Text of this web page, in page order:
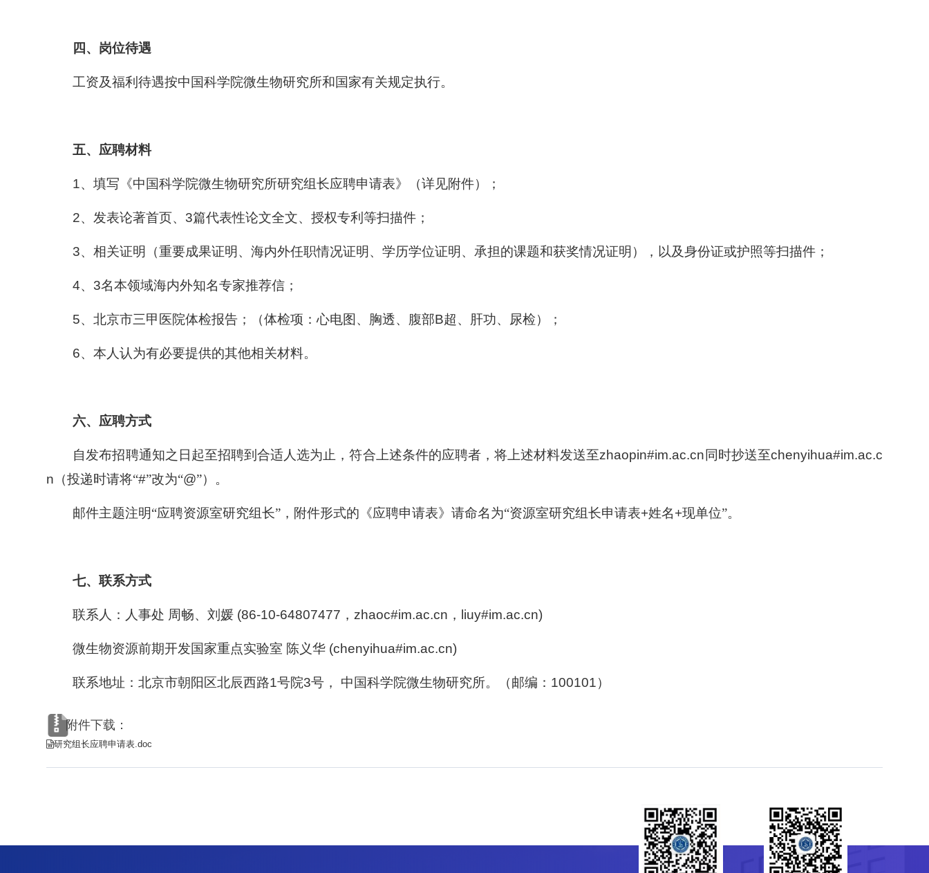
四、岗位待遇
工资及福利待遇按中国科学院微生物研究所和国家有关规定执行。
五、应聘材料
1、填写《中国科学院微生物研究所研究组长应聘申请表》（详见附件）；
2、发表论著首页、3篇代表性论文全文、授权专利等扫描件；
3、相关证明（重要成果证明、海内外任职情况证明、学历学位证明、承担的课题和获奖情况证明），以及身份证或护照等扫描件；
4、3名本领域海内外知名专家推荐信；
5、北京市三甲医院体检报告；（体检项：心电图、胸透、腹部B超、肝功、尿检）；
6、本人认为有必要提供的其他相关材料。
六、应聘方式
自发布招聘通知之日起至招聘到合适人选为止，符合上述条件的应聘者，将上述材料发送至zhaopin#im.ac.cn 同时抄送至chenyihua#im.ac.c
n （投递时请将“#”改为“@”）。
邮件主题注明“应聘资源室研究组长”，附件形式的《应聘申请表》请命名为“资源室研究组长申请表+姓名+现单位”。
七、联系方式
联系人：人事处 周畅、刘媛(86-10-64807477 ， zhaoc#im.ac.cn ， liuy#im.ac.cn)
微生物资源前期开发国家重点实验室 陈义华(chenyihua#im.ac.cn)
联系地址：北京市朝阳区北辰西路1号院3号， 中国科学院微生物研究所。（邮编： 100101）
附件下载：
研究组长应聘申请表.doc
所长信箱 信访邮箱 违法违纪举报
学习教育征求意见邮箱
1996-2024 中国科学院微生物研究所 版权所有
北京市朝阳区北辰西路1号院3号 100101
office@im.ac.cn